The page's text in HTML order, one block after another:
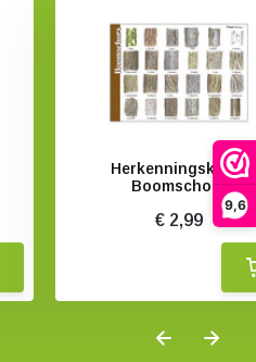
9,6
Herkenningskaart
Boomschors
€ 2,99